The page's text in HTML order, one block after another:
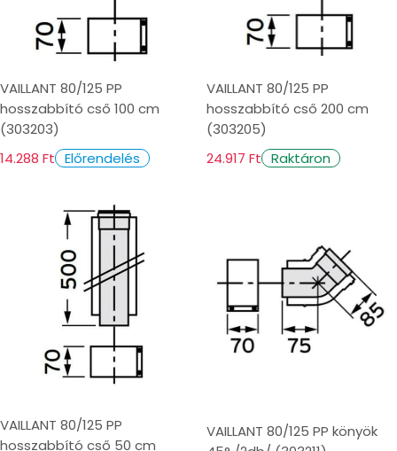
VAILLANT 80/125 PP
hosszabbító cső 100 cm
(303203)
14.288 Ft Előrendelés
VAILLANT 80/125 PP
hosszabbító cső 200 cm
(303205)
24.917 Ft Raktáron
VAILLANT 80/125 PP
hosszabbító cső 50 cm
VAILLANT 80/125 PP könyök